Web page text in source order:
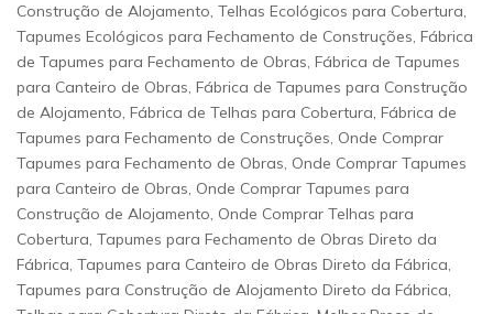
Construção de Alojamento, Telhas Ecológicos para Cobertura,
Tapumes Ecológicos para Fechamento de Construções, Fábrica
de Tapumes para Fechamento de Obras, Fábrica de Tapumes
para Canteiro de Obras, Fábrica de Tapumes para Construção
de Alojamento, Fábrica de Telhas para Cobertura, Fábrica de
Tapumes para Fechamento de Construções, Onde Comprar
Tapumes para Fechamento de Obras, Onde Comprar Tapumes
para Canteiro de Obras, Onde Comprar Tapumes para
Construção de Alojamento, Onde Comprar Telhas para
Cobertura, Tapumes para Fechamento de Obras Direto da
Fábrica, Tapumes para Canteiro de Obras Direto da Fábrica,
Tapumes para Construção de Alojamento Direto da Fábrica,